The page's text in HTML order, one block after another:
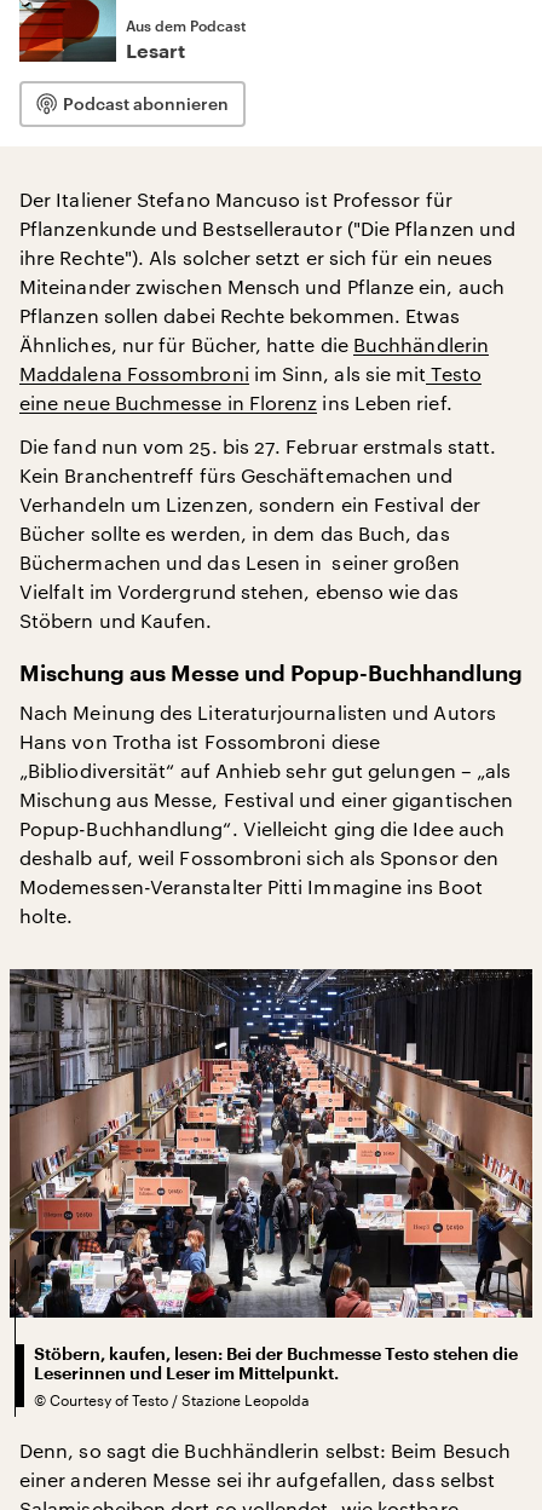
Aus dem Podcast
Lesart
Podcast abonnieren
Der Italiener Stefano Mancuso ist Professor für
Pflanzenkunde und Bestsellerautor ("Die Pflanzen und
ihre Rechte"). Als solcher setzt er sich für ein neues
Miteinander zwischen Mensch und Pflanze ein, auch
Pflanzen sollen dabei Rechte bekommen. Etwas
Ähnliches, nur für Bücher, hatte die Buchhändlerin
Maddalena Fossombroni im Sinn, als sie mit Testo
eine neue Buchmesse in Florenz ins Leben rief.
Die fand nun vom 25. bis 27. Februar erstmals statt.
Kein Branchentreff fürs Geschäftemachen und
Verhandeln um Lizenzen, sondern ein Festival der
Bücher sollte es werden, in dem das Buch, das
Büchermachen und das Lesen in seiner großen
Vielfalt im Vordergrund stehen, ebenso wie das
Stöbern und Kaufen.
Mischung aus Messe und Popup-Buchhandlung
Nach Meinung des Literaturjournalisten und Autors
Hans von Trotha ist Fossombroni diese
„Bibliodiversität“ auf Anhieb sehr gut gelungen – „als
Mischung aus Messe, Festival und einer gigantischen
Popup-Buchhandlung“. Vielleicht ging die Idee auch
deshalb auf, weil Fossombroni sich als Sponsor den
Modemessen-Veranstalter Pitti Immagine ins Boot
holte.
Stöbern, kaufen, lesen: Bei der Buchmesse Testo stehen die
Leserinnen und Leser im Mittelpunkt.
© Courtesy of Testo / Stazione Leopolda
Denn, so sagt die Buchhändlerin selbst: Beim Besuch
einer anderen Messe sei ihr aufgefallen, dass selbst